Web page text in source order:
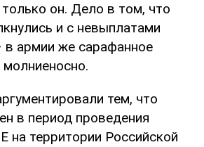
он. Дело в том, что
и с невыплатами
в армии же сарафанное
тем, что
в период проведения
на территории Российской